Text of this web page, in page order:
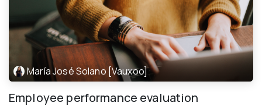
María José Solano [Vauxoo]
Employee performance evaluation